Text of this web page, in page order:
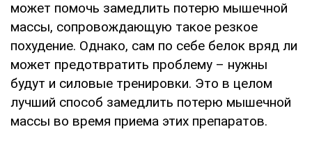
может помочь замедлить потерю мышечной
массы, сопровождающую такое резкое
похудение. Однако, сам по себе белок вряд ли
может предотвратить проблему – нужны
будут и силовые тренировки. Это в целом
лучший способ замедлить потерю мышечной
массы во время приема этих препаратов.